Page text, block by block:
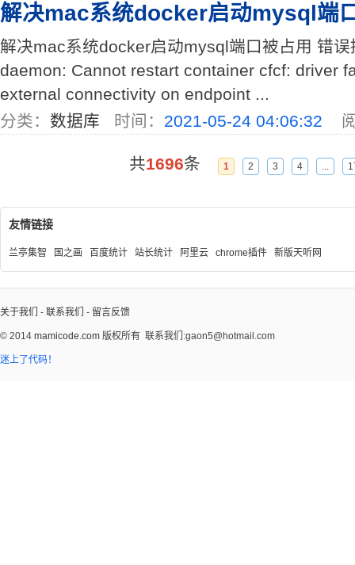
解决mac系统docker启动mysql端
解决mac系统docker启动mysql端口被占用 错
daemon: Cannot restart container cfcf: driver
external connectivity on endpoint ...
分类： 数据库 时间： 2021-05-24 04:06:32 阅
共1696条 1 2 3 4 ...
友情链接
兰亭集智 国之画 百度统计 站长统计 阿里云 chrome插件 新版天听网
关于我们 - 联系我们 - 留言反馈
© 2014 mamicode.com 版权所有 联系我们:gaon5@hotmail.com
迷上了代码！